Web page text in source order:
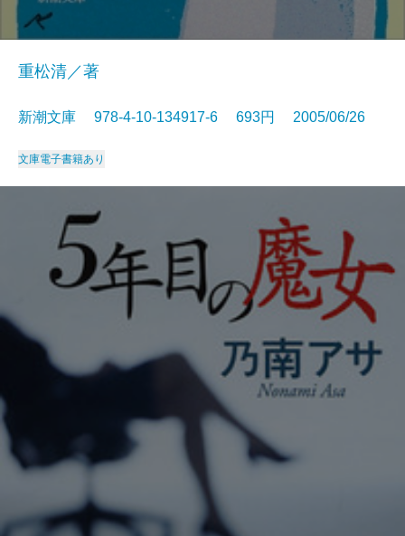
重松清／著
新潮文庫 978-4-10-134917-6 693円 2005/06/26
文庫電子書籍あり